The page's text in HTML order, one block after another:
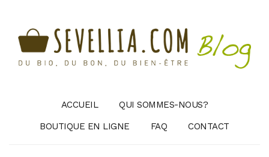
ACCUEIL
QUI SOMMES-NOUS?
BOUTIQUE EN LIGNE
FAQ CONTACT